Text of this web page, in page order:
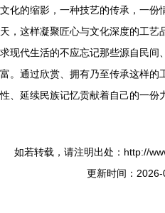
文化的缩影，一种技艺的传承，一份
天，这样凝聚匠心与文化深度的工艺
求现代生活的不应忘记那些源自民间
富。通过欣赏、拥有乃至传承这样的
性、延续民族记忆贡献着自己的一份
如若转载，请注明出处：http://
更新时间：